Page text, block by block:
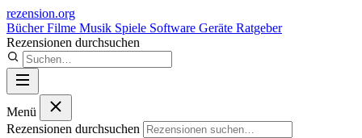
rezension.org
BücherFilme Musik Spiele Software Geräte Ratgeber
Rezensionen durchsuchen
Menü
Rezensionen durchsuchen